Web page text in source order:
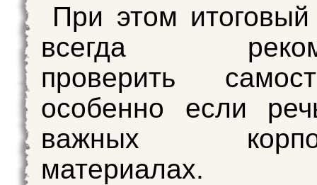
При этом
всегда
проверить
особенно если
важных
материалах.